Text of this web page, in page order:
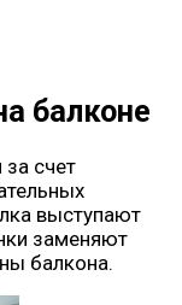
балконе
счет
выступают
заменяют
балкона.